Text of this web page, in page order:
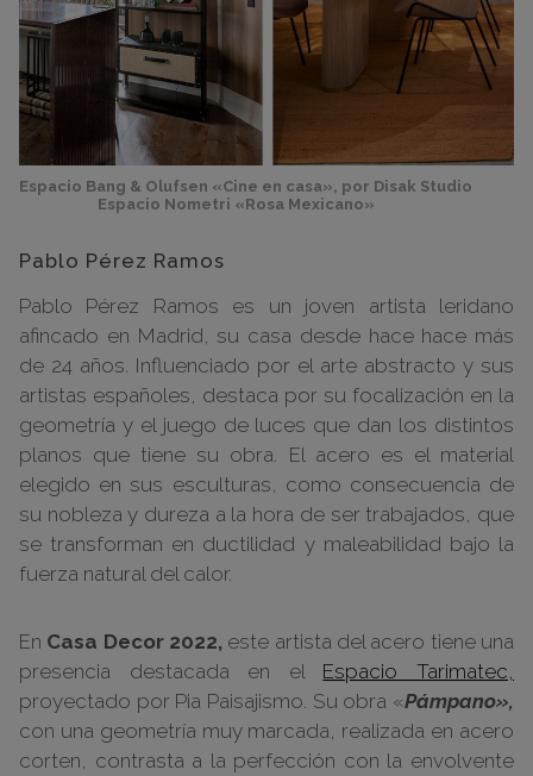
Espacio Bang & Olufsen «Cine en casa», por Disak Studio
Espacio Nometri «Rosa Mexicano»
Pablo Pérez Ramos
Pablo Pérez Ramos es un joven artista leridano
afincado en Madrid, su casa desde hace hace más
de 24 años. Influenciado por el arte abstracto y sus
artistas españoles, destaca por su focalización en la
geometría y el juego de luces que dan los distintos
planos que tiene su obra. El acero es el material
elegido en sus esculturas, como consecuencia de
su nobleza y dureza a la hora de ser trabajados, que
se transforman en ductilidad y maleabilidad bajo la
fuerza natural del calor.
En Casa Decor 2022, este artista del acero tiene una
presencia destacada en el Espacio Tarimatec,
proyectado por Pia Paisajismo. Su obra «Pámpano»,
con una geometría muy marcada, realizada en acero
corten, contrasta a la perfección con la envolvente